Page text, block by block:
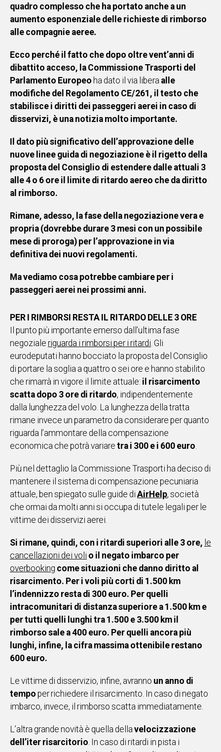
Vai
AL CANALE
WHATSAPP
Social
quadro complesso che ha portato anche a un
aumento esponenziale delle richieste di rimborso
alle compagnie aeree.
Ecco perché il fatto che dopo oltre vent’anni di
dibattito acceso, la Commissione Trasporti del
Parlamento Europeo ha dato il via libera alle
modifiche del Regolamento CE/261, il testo che
stabilisce i diritti dei passeggeri aerei in caso di
disservizi, è una notizia molto importante.
Il dato più significativo dell’approvazione delle
nuove linee guida di negoziazione è il rigetto della
proposta del Consiglio di estendere dalle attuali 3
alle 4 o 6 ore il limite di ritardo aereo che da diritto
al rimborso.
Rimane, adesso, la fase della negoziazione vera e
propria (dovrebbe durare 3 mesi con un possibile
mese di proroga) per l’approvazione in via
definitiva dei nuovi regolamenti.
Ma vediamo cosa potrebbe cambiare per i
passeggeri aerei nei prossimi anni.
PER I RIMBORSI RESTA IL RITARDO DELLE 3 ORE
Il punto più importante emerso dall’ultima fase
negoziale riguarda i rimborsi per i ritardi. Gli
eurodeputati hanno bocciato la proposta del Consiglio
di portare la soglia a quattro o sei ore e hanno stabilito
che rimarrà in vigore il limite attuale: il risarcimento
scatta dopo 3 ore di ritardo, indipendentemente
dalla lunghezza del volo. La lunghezza della tratta
rimane invece un parametro da considerare per quanto
riguarda l’ammontare della compensazione
economica che potrà variare tra i 300 e i 600 euro.
Più nel dettaglio la Commissione Trasporti ha deciso di
mantenere il sistema di compensazione pecuniaria
attuale, ben spiegato sulle guide di AirHelp, società
che ormai da molti anni si occupa di tutele legali per le
vittime dei disservizi aerei.
Si rimane, quindi, con i ritardi superiori alle 3 ore, le
cancellazioni dei voli o il negato imbarco per
overbooking come situazioni che danno diritto al
risarcimento. Per i voli più corti di 1.500 km
l’indennizzo resta di 300 euro. Per quelli
intracomunitari di distanza superiore a 1.500 km e
per tutti quelli lunghi tra 1.500 e 3.500 km il
rimborso sale a 400 euro. Per quelli ancora più
lunghi, infine, la cifra massima ottenibile restano
600 euro.
Le vittime di disservizio, infine, avranno un anno di
tempo per richiedere il risarcimento. In caso di negato
imbarco, invece, il rimborso scatta immediatamente.
L’altra grande novità è quella della velocizzazione
dell’iter risarcitorio. In caso di ritardi in pista i